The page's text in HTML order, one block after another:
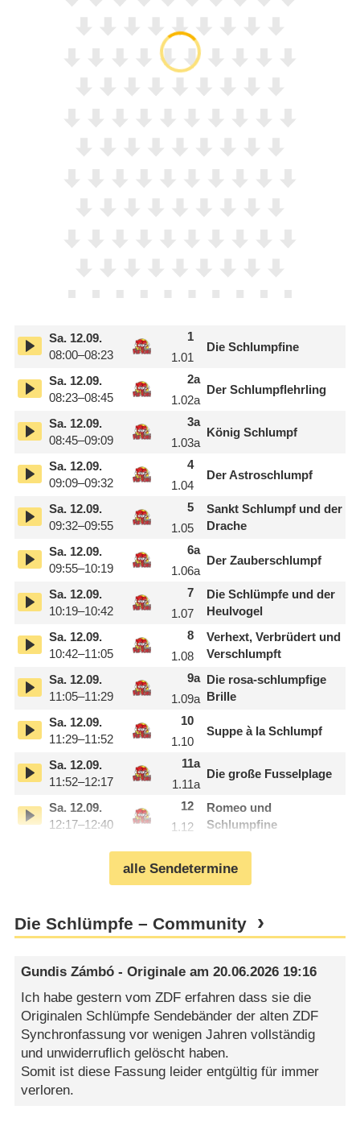
Sa.12.09.
08:00–08:23
1
1.01
Die Schlumpfine
Sa.12.09.
08:23–08:45
2
1.02
a
a
Der Schlumpflehrling
Sa.12.09.
08:45–09:09
3
1.03
a
a
König Schlumpf
Sa.12.09.
09:09–09:32
4
1.04
Der Astroschlumpf
Sa.12.09.
09:32–09:55
5
1.05
Sankt Schlumpf und der
Drache
Sa.12.09.
09:55–10:19
6
1.06
a
a
Der Zauberschlumpf
Sa.12.09.
10:19–10:42
7
1.07
Die Schlümpfe und der
Heulvogel
Sa.12.09.
10:42–11:05
8
1.08
Verhext, Verbrüdert und
Verschlumpft
Sa.12.09.
11:05–11:29
9
1.09
a
a
Die rosa-schlumpfige
Brille
Sa.12.09.
11:29–11:52
10
1.10
Suppe à la Schlumpf
Sa.12.09.
11:52–12:17
11
1.11
a
a
Die große Fusselplage
Sa. 12.09.
12:17–12:40
12
1.12
Romeo und
Schlumpfine
alle Sendetermine
Die Schlümpfe – Community
Gundis Zámbó - Originaleam20.06.2026 19:16
Ich habe gestern vom ZDF erfahren dass sie die
Originalen Schlümpfe Sendebänder der alten ZDF
Synchronfassung vor wenigen Jahren vollständig
und unwiderruflich gelöscht haben.
Somit ist diese Fassung leider entgültig für immer
verloren.